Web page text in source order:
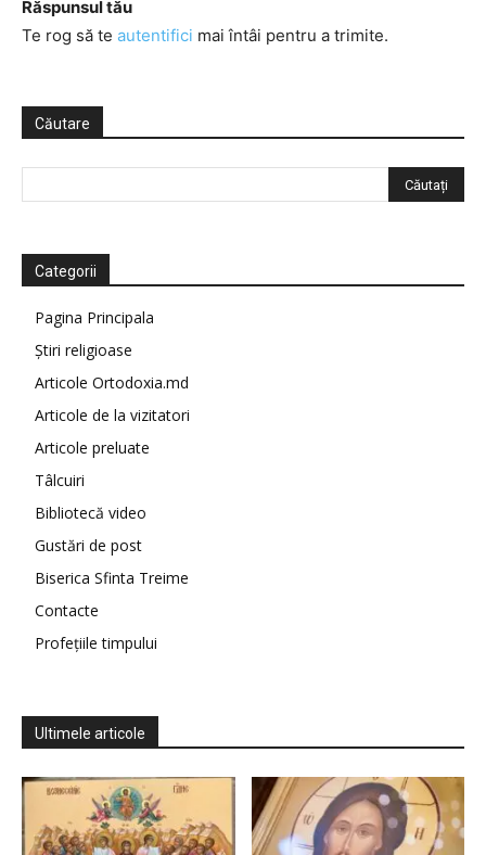
Răspunsul tău
Te rog să te autentifici mai întâi pentru a trimite.
Căutare
Categorii
Pagina Principala
Știri religioase
Articole Ortodoxia.md
Articole de la vizitatori
Articole preluate
Tâlcuiri
Bibliotecă video
Gustări de post
Biserica Sfinta Treime
Contacte
Profețiile timpului
Ultimele articole